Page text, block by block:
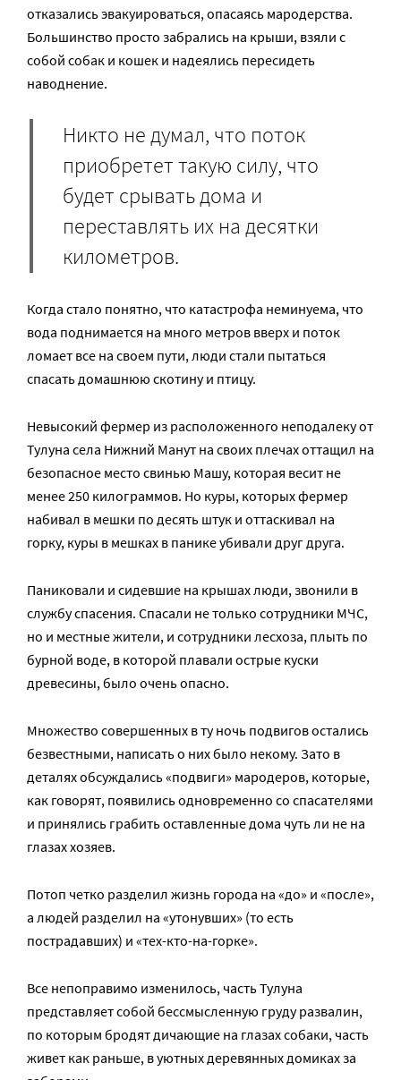
отказались эвакуироваться, опасаясь мародерства.
Большинство просто забрались на крыши, взяли с
собой собак и кошек и надеялись пересидеть
наводнение.
Никто не думал, что поток
приобретет такую силу, что
будет срывать дома и
переставлять их на десятки
километров.
Когда стало понятно, что катастрофа неминуема, что
вода поднимается на много метров вверх и поток
ломает все на своем пути, люди стали пытаться
спасать домашнюю скотину и птицу.
Невысокий фермер из расположенного неподалеку от
Тулуна села Нижний Манут на своих плечах оттащил на
безопасное место свинью Машу, которая весит не
менее 250 килограммов. Но куры, которых фермер
набивал в мешки по десять штук и оттаскивал на
горку, куры в мешках в панике убивали друг друга.
Паниковали и сидевшие на крышах люди, звонили в
службу спасения. Спасали не только сотрудники МЧС,
но и местные жители, и сотрудники лесхоза, плыть по
бурной воде, в которой плавали острые куски
древесины, было очень опасно.
Множество совершенных в ту ночь подвигов остались
безвестными, написать о них было некому. Зато в
деталях обсуждались «подвиги» мародеров, которые,
как говорят, появились одновременно со спасателями
и принялись грабить оставленные дома чуть ли не на
глазах хозяев.
Потоп четко разделил жизнь города на «до» и «после»,
а людей разделил на «утонувших» (то есть
пострадавших) и «тех-кто-на-горке».
Все непоправимо изменилось, часть Тулуна
представляет собой бессмысленную груду развалин,
по которым бродят дичающие на глазах собаки, часть
живет как раньше, в уютных деревянных домиках за